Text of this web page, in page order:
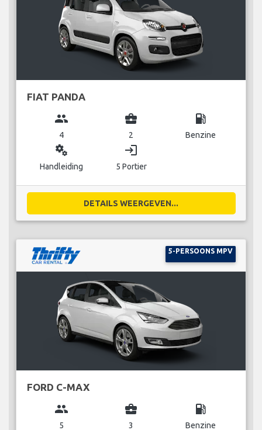
FIAT PANDA
group
4
business_center
2
local_gas_station
Benzine
miscellaneous_services
Handleiding
login
5 Portier
DETAILS WEERGEVEN...
5-PERSOONS MPV
FORD C-MAX
group
5
business_center
3
local_gas_station
Benzine